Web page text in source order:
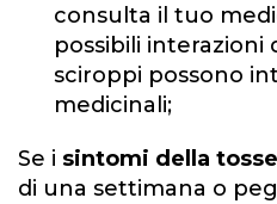
consulta il tuo
possibili interazioni
sciroppi possono
medicinali;
Se i sintomi della
di una settimana o